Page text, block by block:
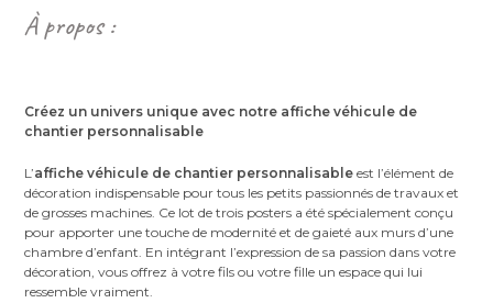
À propos :
Créez un univers unique avec notre affiche véhicule de
chantier personnalisable
L’affiche véhicule de chantier personnalisable est l’élément de
décoration indispensable pour tous les petits passionnés de travaux et
de grosses machines. Ce lot de trois posters a été spécialement conçu
pour apporter une touche de modernité et de gaieté aux murs d’une
chambre d’enfant. En intégrant l’expression de sa passion dans votre
décoration, vous offrez à votre fils ou votre fille un espace qui lui
ressemble vraiment.